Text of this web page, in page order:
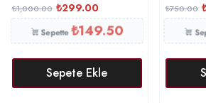
₺1,000.00 ₺299.00
Sepette₺149.50
Sepete Ekle
₺750.00